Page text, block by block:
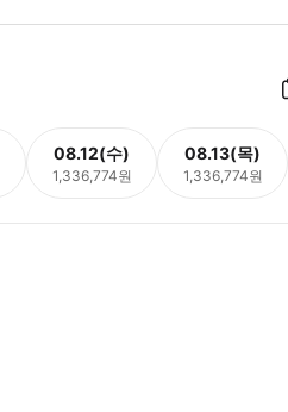
08.12(수)
1,336,774원
08.13(목)
1,336,774원